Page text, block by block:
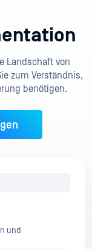
Landschaft von
zum Verständnis,
benötigen.
und